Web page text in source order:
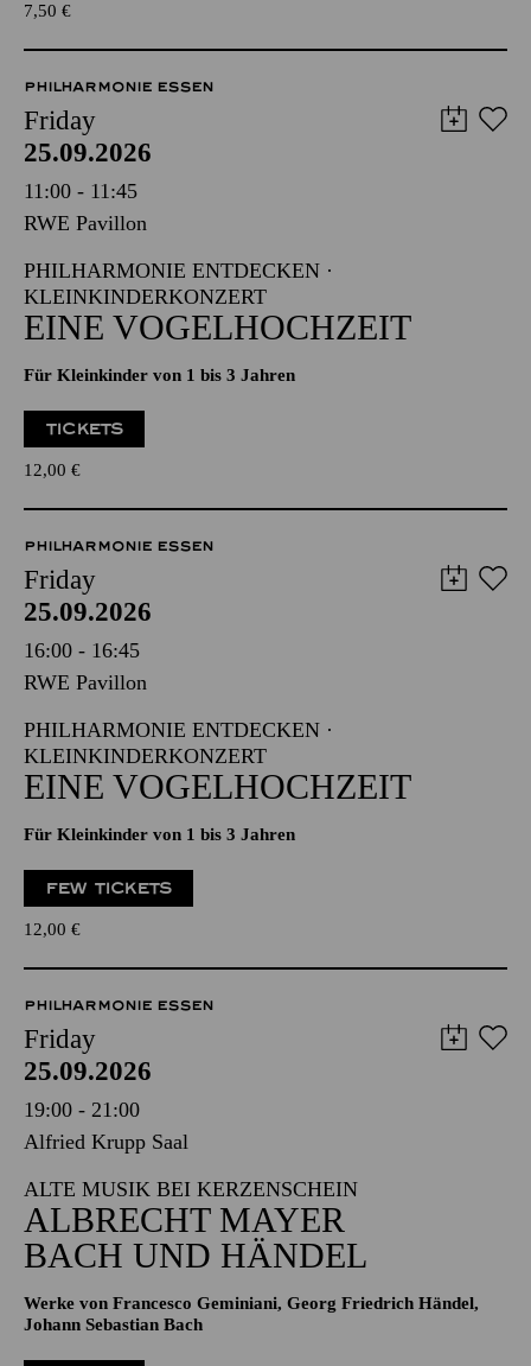
7,50 €
PHILHARMONIE ESSEN
Friday
25.09.2026
11:00 - 11:45
RWE Pavillon
PHILHARMONIE ENTDECKEN ·
KLEINKINDERKONZERT
EINE VOGELHOCHZEIT
Für Kleinkinder von 1 bis 3 Jahren
TICKETS
12,00 €
PHILHARMONIE ESSEN
Friday
25.09.2026
16:00 - 16:45
RWE Pavillon
PHILHARMONIE ENTDECKEN ·
KLEINKINDERKONZERT
EINE VOGELHOCHZEIT
Für Kleinkinder von 1 bis 3 Jahren
FEW TICKETS
12,00 €
PHILHARMONIE ESSEN
Friday
25.09.2026
19:00 - 21:00
Alfried Krupp Saal
ALTE MUSIK BEI KERZENSCHEIN
ALBRECHT MAYER
BACH UND HÄNDEL
Werke von Francesco Geminiani, Georg Friedrich Händel,
Johann Sebastian Bach